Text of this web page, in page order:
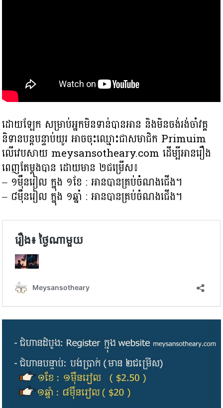
ដោយឡែក សម្រាប់អ្នកមិនទាន់បានអាន និងមិនចង់រង់ចាំវគ្គ
និទានបន្តបន្ទាប់យូរ អាចចុះឈ្មោះជាសមាជិក Primuim
លើវេបសាយ meysansotheary.com ដើម្បីអានរឿង
ពេញតែម្តងបាន ដោយមាន ២ជម្រើស៖
– ១មុឺនរៀល ក្នុង ១ខែ : អានបានគ្រប់ចំណងជើង។
– ៨មុឺនរៀល ក្នុង ១ឆ្នាំ : អានបានគ្រប់ចំណងជើង។